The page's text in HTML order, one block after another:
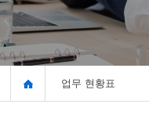
업무 현황표